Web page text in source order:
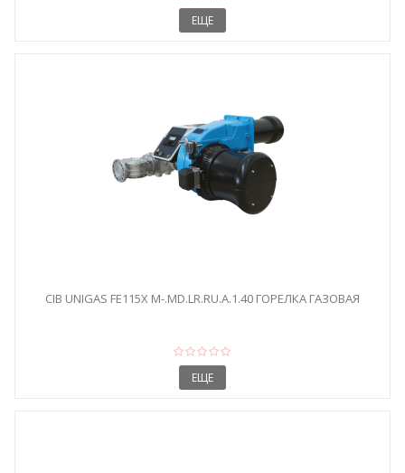
ЕЩЕ
CIB UNIGAS FE115X M-.MD.LR.RU.A.1.40 ГОРЕЛКА ГАЗОВАЯ
ЕЩЕ